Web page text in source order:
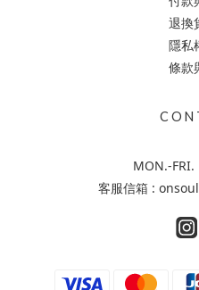
退換
隱私
條款
C O N
MON.-
客服信箱 :